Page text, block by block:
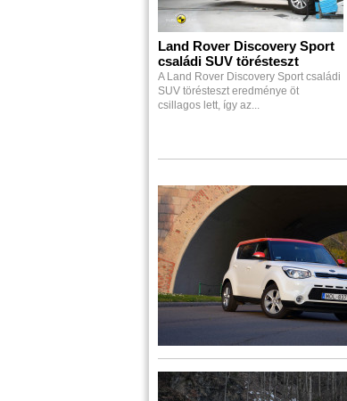
Land Rover Discovery Sport
családi SUV törésteszt
A Land Rover Discovery Sport családi
SUV törésteszt eredménye öt
csillagos lett, így az...